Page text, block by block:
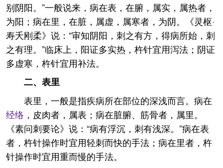
别阴阳。”一般说来，病在表，在腑，属实，属热者，
为阳；病在里，在脏，属虚，属寒者，为阴。《灵枢·
寿夭刚柔》说：“审知阴阳，刺之有方，得病所始，刺
之有理。”临床上，阳证多实热，杵针宜用泻法；阴证
多虚寒，杵针宜用补法。
二、表里
表里，一般是指疾病所在部位的深浅而言。病在
经络 ，皮肉者，属表；病在脏腑、筋骨者，属里。
《素问刺要论》说：“病有浮沉，刺有浅深。”病在表
者，杵针操作时宜用轻刺而快的手法；病在里者，杵
针操作时宜用重而慢的手法。